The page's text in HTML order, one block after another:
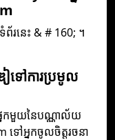
រ​នេះ & # 160; ។
ទៅការប្រមូល
ែក​មួយ​នៃ​បណ្ណាល័យ​
ៅ​អ្នក​ចូលចិត្ត​រចនា​